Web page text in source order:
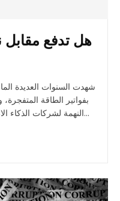
هل تدفع مقابل
شهدت السنوات العديدة
بفواتير الطاقة
النهمة لشركات الذكاء الاصطناعي الكبرى للحصول على المزيد...